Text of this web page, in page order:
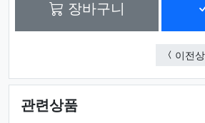
장바구니
이전
관련상품